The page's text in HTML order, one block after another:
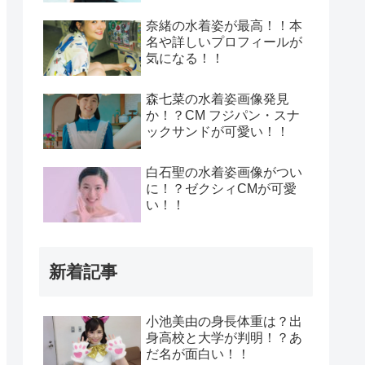
奈緒の水着姿が最高！！本
名や詳しいプロフィールが
気になる！！
森七菜の水着姿画像発見
か！？CM フジパン・スナ
ックサンドが可愛い！！
白石聖の水着姿画像がつい
に！？ゼクシィCMが可愛
い！！
新着記事
小池美由の身長体重は？出
身高校と大学が判明！？あ
だ名が面白い！！